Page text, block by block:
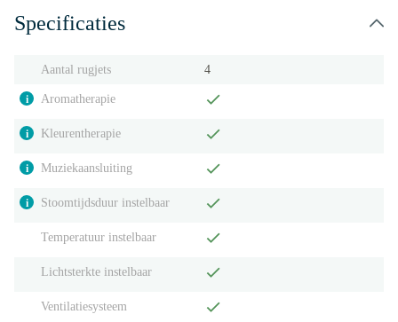
Specificaties
Aantal rugjets 4
i Aromatherapie
i Kleurentherapie
i Muziekaansluiting
i Stoomtijdsduur instelbaar
Temperatuur instelbaar
Lichtsterkte instelbaar
Ventilatiesysteem